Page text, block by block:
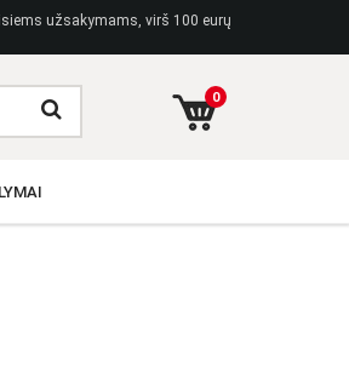
užsakymams, virš 100 eurų
0